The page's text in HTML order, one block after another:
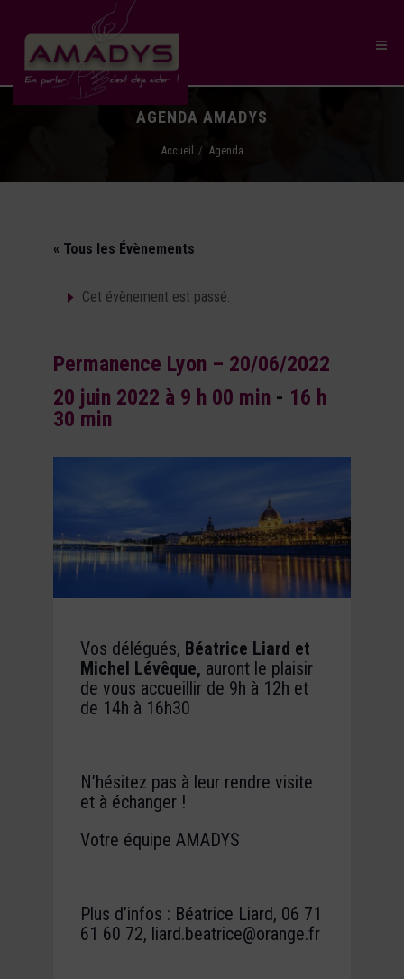
AGENDA AMADYS
Accueil Agenda
« Tous les Évènements
Cet évènement est passé.
Permanence Lyon – 20/06/2022
20 juin 2022 à 9 h 00 min - 16 h
30 min
Vos délégués, Béatrice Liard et
Michel Lévêque, auront le plaisir
de vous accueillir de 9h à 12h et
de 14h à 16h30
N’hésitez pas à leur rendre visite
et à échanger !
Votre équipe AMADYS
Plus d’infos : Béatrice Liard, 06 71
61 60 72, liard.beatrice@orange.fr